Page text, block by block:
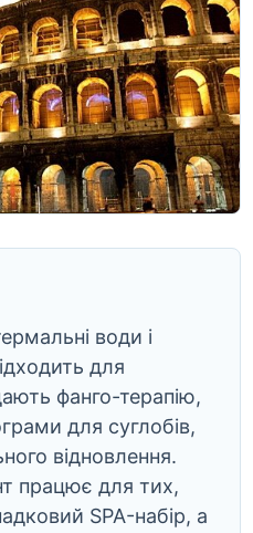
води і
для
фанго-терапію,
для суглобів,
відновлення.
працює для тих,
SPA-набір, а